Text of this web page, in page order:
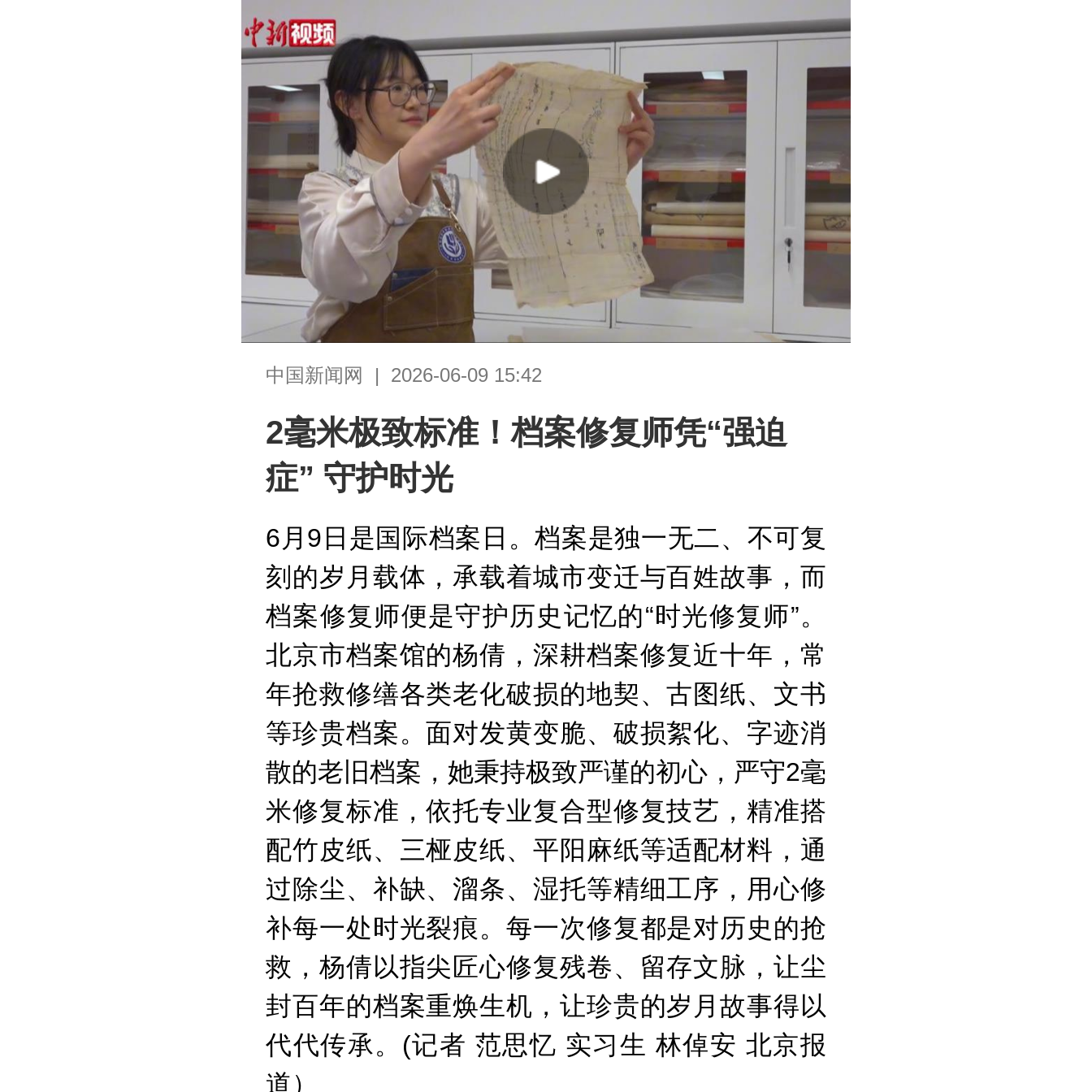
中国新闻网 | 2026-06-09 15:42
2毫米极致标准！档案修复师凭“强迫
症” 守护时光
6月9日是国际档案日。档案是独一无二、不可复
刻的岁月载体，承载着城市变迁与百姓故事，而
档案修复师便是守护历史记忆的“时光修复师”。
北京市档案馆的杨倩，深耕档案修复近十年，常
年抢救修缮各类老化破损的地契、古图纸、文书
等珍贵档案。面对发黄变脆、破损絮化、字迹消
散的老旧档案，她秉持极致严谨的初心，严守2毫
米修复标准，依托专业复合型修复技艺，精准搭
配竹皮纸、三桠皮纸、平阳麻纸等适配材料，通
过除尘、补缺、溜条、湿托等精细工序，用心修
补每一处时光裂痕。每一次修复都是对历史的抢
救，杨倩以指尖匠心修复残卷、留存文脉，让尘
封百年的档案重焕生机，让珍贵的岁月故事得以
代代传承。(记者 范思忆 实习生 林倬安 北京报
道）